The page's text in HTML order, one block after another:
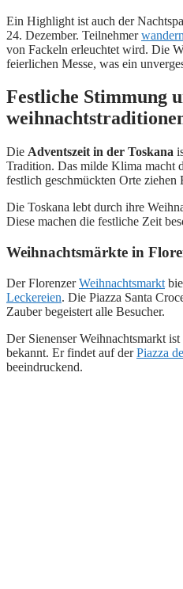
Ein Highlight ist auch der
24. Dezember. Teilnehmerwandern
von Fackeln erleuchtet wird. Die
feierlichen Messe, was ein
Festliche Stimmung
Die Adventszeit in der Toskana
Tradition. Das milde Klima macht
festlich geschmückten Orte ziehen
Die Toskana lebt durch ihre
Diese machen die festliche Zeit
Weihnachtsmärkte in
Der FlorenzerWeihnachtsmarkt
Leckereien. Die Piazza Santa
Zauber begeistert alle Besucher.
Der Sienenser Weihnachtsmarkt
bekannt. Er findet auf derPiazza
beeindruckend.